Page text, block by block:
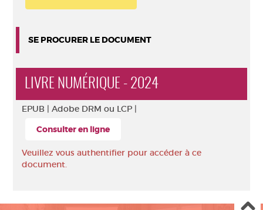
SE PROCURER LE DOCUMENT
LIVRE NUMÉRIQUE - 2024
EPUB | Adobe DRM ou LCP |
Consulter en ligne
Veuillez vous authentifier pour accéder à ce
document.